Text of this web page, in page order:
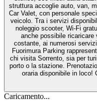
struttura accoglie auto, van,
Car Valet, con personale
veicolo. Tra i servizi
noleggio scooter, Wi‑Fi
anche possibile
costante, ai numerosi
Fuorimura Parking
chi visita Sorrento, sia per
porto o la stazione.
oraria disponibile in loco!
Caricamento...